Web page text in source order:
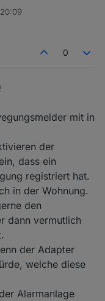
du bist, gehts ja nur
geh einfach in
Script oder was
0
mit in
der
dass ein
registriert hat.
in der Wohnung.
den
dann vermutlich
der Adapter
welche diese
Alarmanlage